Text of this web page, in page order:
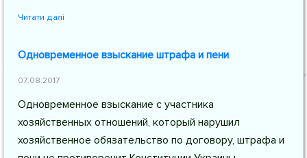
Читати далі
Одновременное взыскание штрафа и пени
07.08.2017
Одновременное взыскание с участника
хозяйственных отношений, который нарушил
хозяйственное обязательство по договору, штрафа и